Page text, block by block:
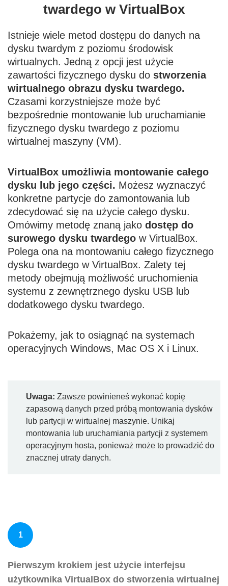
twardego w VirtualBox
Istnieje wiele metod dostępu do danych na
dysku twardym z poziomu środowisk
wirtualnych. Jedną z opcji jest użycie
zawartości fizycznego dysku do stworzenia
wirtualnego obrazu dysku twardego.
Czasami korzystniejsze może być
bezpośrednie montowanie lub uruchamianie
fizycznego dysku twardego z poziomu
wirtualnej maszyny (VM).
VirtualBox umożliwia montowanie całego
dysku lub jego części. Możesz wyznaczyć
konkretne partycje do zamontowania lub
zdecydować się na użycie całego dysku.
Omówimy metodę znaną jako dostęp do
surowego dysku twardego w VirtualBox.
Polega ona na montowaniu całego fizycznego
dysku twardego w VirtualBox. Zalety tej
metody obejmują możliwość uruchomienia
systemu z zewnętrznego dysku USB lub
dodatkowego dysku twardego.
Pokażemy, jak to osiągnąć na systemach
operacyjnych Windows, Mac OS X i Linux.
Uwaga: Zawsze powinieneś wykonać kopię
zapasową danych przed próbą montowania dysków
lub partycji w wirtualnej maszynie. Unikaj
montowania lub uruchamiania partycji z systemem
operacyjnym hosta, ponieważ może to prowadzić do
znacznej utraty danych.
1
Pierwszym krokiem jest użycie interfejsu
użytkownika VirtualBox do stworzenia wirtualnej